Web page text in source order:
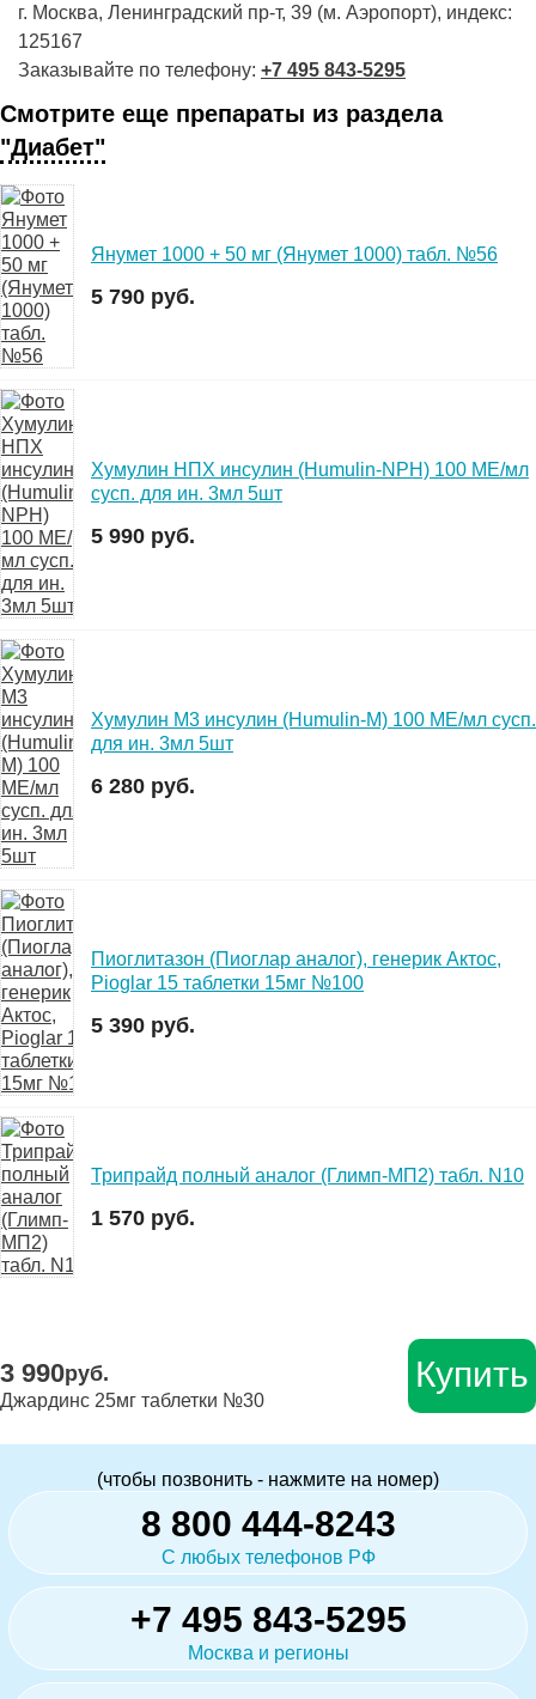
г. Москва, Ленинградский пр-т, 39 (м. Аэропорт), индекс:
125167
Заказывайте по телефону: +7 495 843-5295
Смотрите еще препараты из раздела
"Диабет"
Янумет 1000 + 50 мг (Янумет 1000) табл. №56
5 790 руб.
Хумулин НПХ инсулин (Humulin-NPH) 100 МЕ/мл
сусп. для ин. 3мл 5шт
5 990 руб.
Хумулин М3 инсулин (Humulin-M) 100 МЕ/мл сусп.
для ин. 3мл 5шт
6 280 руб.
Пиоглитазон (Пиоглар аналог), генерик Актос,
Pioglar 15 таблетки 15мг №100
5 390 руб.
Трипрайд полный аналог (Глимп-МП2) табл. N10
1 570 руб.
3 990руб.
Джардинс 25мг таблетки №30
Купить
(чтобы позвонить - нажмите на номер)
8 800 444-8243
С любых телефонов РФ
+7 495 843-5295
Москва и регионы